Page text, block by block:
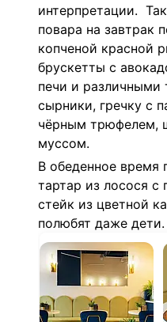
интерпретации.
повара на завтрак
копченой красной
брускетты с
печи и различными
сырники, гречку с
чёрным трюфелем,
муссом.
В обеденное время
тартар из лосося с
стейк из цветной
полюбят даже дети.